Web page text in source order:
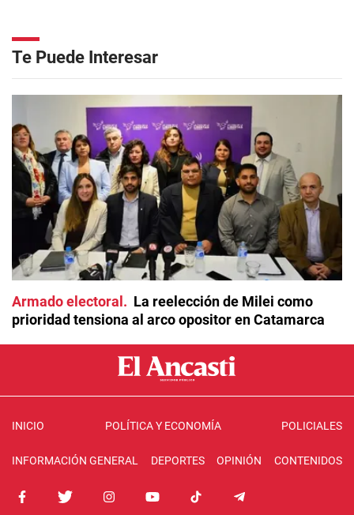
Te Puede Interesar
Armado electoral
La reelección de Milei como
prioridad tensiona al arco opositor en Catamarca
INICIO POLÍTICA Y ECONOMÍA POLICIALES
INFORMACIÓN GENERAL DEPORTES OPINIÓN CONTENIDOS